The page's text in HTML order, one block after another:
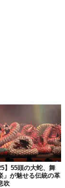
SPRAY
（千葉県白
ベントのみ
© 株式会社プレースホルダ
】55頭の大蛇、舞
」が魅せる伝統の革
吹